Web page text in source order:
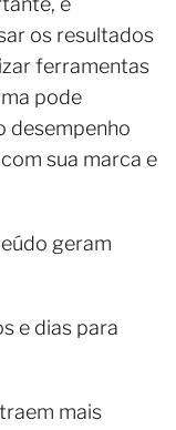
os resultados
ferramentas
pode
desempenho
sua marca e
geram
e dias para
mais